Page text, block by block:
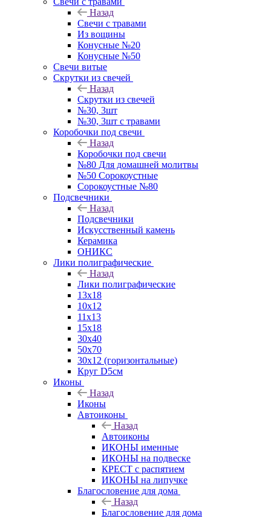
Назад
Свечи с травами
Из вощины
Конусные №20
Конусные №50
Свечи витые
Скрутки из свечей
Назад
Скрутки из свечей
№30, 3шт
№30, 3шт с травами
Коробочки под свечи
Назад
Коробочки под свечи
№80 Для домашней молитвы
№50 Сорокоустные
Сорокоустные №80
Подсвечники
Назад
Подсвечники
Искусственный камень
Керамика
ОНИКС
Лики полиграфические
Назад
Лики полиграфические
13x18
10x12
11х13
15х18
30x40
50x70
30x12 (горизонтальные)
Круг D5см
Иконы
Назад
Иконы
Автоиконы
Назад
Автоиконы
ИКОНЫ именные
ИКОНЫ на подвеске
КРЕСТ с распятием
ИКОНЫ на липучке
Благословение для дома
Назад
Благословение для дома